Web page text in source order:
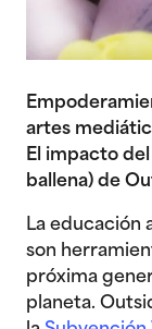
artes
El impacto del
ballena) de
La educación
son
próxima
planeta.